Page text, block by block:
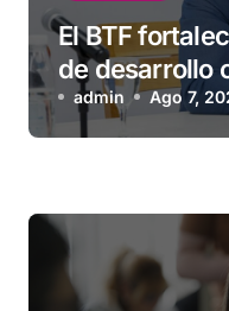
El BTF
de desarrollo
herramientas
empresas
admin Ago 7,